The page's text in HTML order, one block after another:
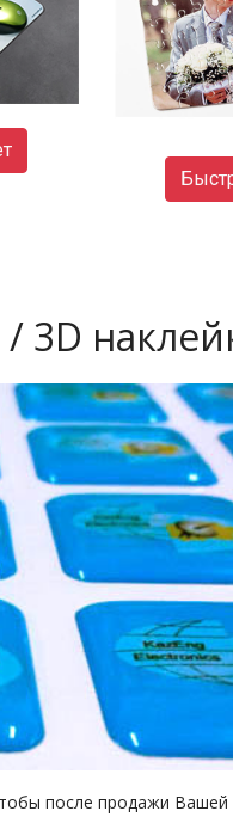
3D
после продажи Вашей